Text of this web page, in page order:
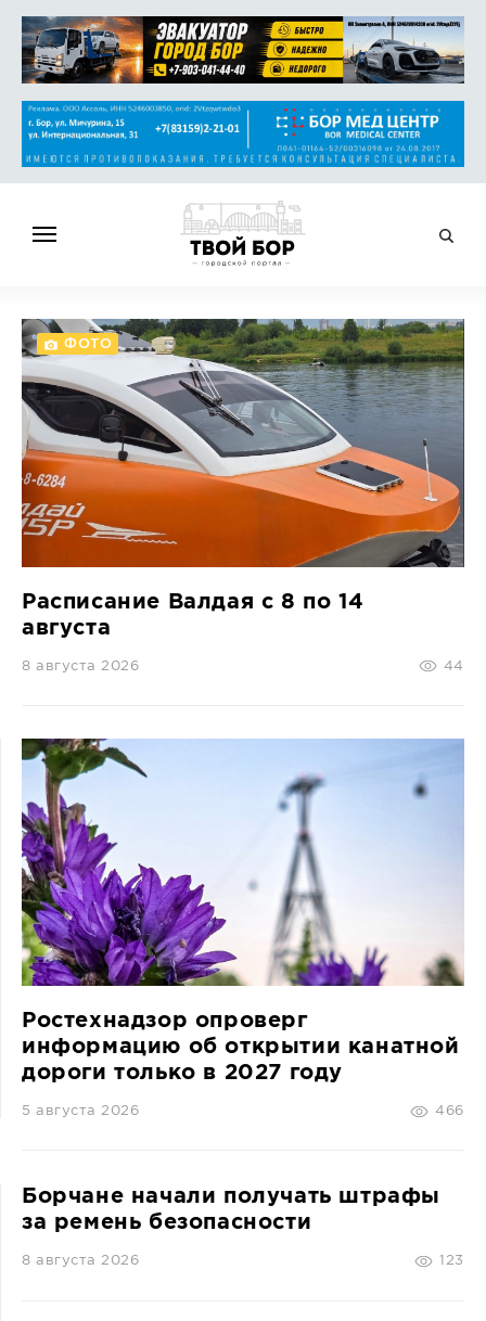
НОВОСТИ
СПРАВОЧНИК
ОБЪЯВЛЕНИЯ
РАБОТА
КАМЕРЫ
Расписание Валдая с 8 по 14
августа
ФОТО
8 августа 2026 44
Ростехнадзор опроверг
информацию об открытии канатной
дороги только в 2027 году
5 августа 2026 466
Борчане начали получать штрафы
за ремень безопасности
8 августа 2026 123